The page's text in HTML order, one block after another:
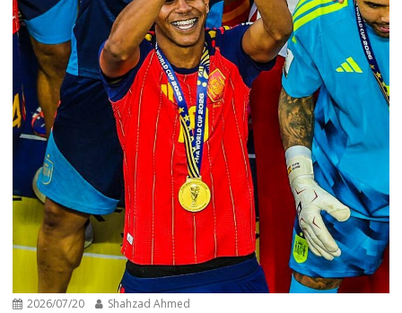
2026/07/20 Shahzad Ahmed